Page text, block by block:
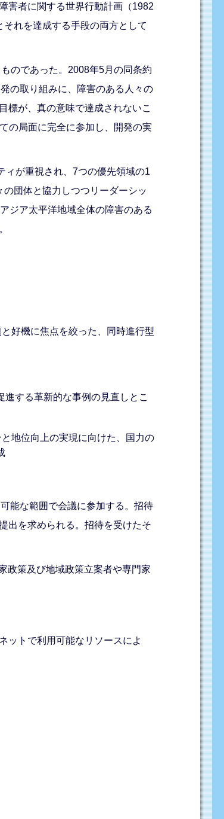
害者に関する世界行動計画（1982
れを達成する手段の両方として
のであった。2008年5月の同条約
の取り組みに、障害のある人々の
標が、真の意味で達成されないこ
の局面に完全に参加し、開発の実
ィが重視され、7つの優先領域の1
団体と協力しつつリーダーシッ
ジア太平洋地域全体の障害のある
好機に焦点を絞った、同時進行型
する革新的な事例の見直しとこ
地位向上の実現に向けた、国力の
能な範囲で会議に参加する。招待
出を求められる。招待を受けたそ
政策及び地域政策立案者や専門家
ットで利用可能なリソースによ